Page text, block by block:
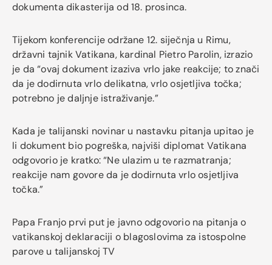
dokumenta dikasterija od 18. prosinca.
Tijekom konferencije održane 12. siječnja u Rimu,
državni tajnik Vatikana, kardinal Pietro Parolin, izrazio
je da “ovaj dokument izaziva vrlo jake reakcije; to znači
da je dodirnuta vrlo delikatna, vrlo osjetljiva točka;
potrebno je daljnje istraživanje.”
Kada je talijanski novinar u nastavku pitanja upitao je
li dokument bio pogreška, najviši diplomat Vatikana
odgovorio je kratko: “Ne ulazim u te razmatranja;
reakcije nam govore da je dodirnuta vrlo osjetljiva
točka.”
Papa Franjo prvi put je javno odgovorio na pitanja o
vatikanskoj deklaraciji o blagoslovima za istospolne
parove u talijanskoj TV